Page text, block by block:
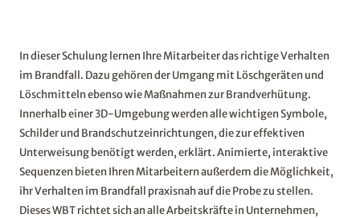
In dieser Schulung lernen Ihre Mitarbeiter das richtige Verhalten
im Brandfall. Dazu gehören der Umgang mit Löschgeräten und
Löschmitteln ebenso wie Maßnahmen zur Brandverhütung.
Innerhalb einer 3D-Umgebung werden alle wichtigen Symbole,
Schilder und Brandschutzeinrichtungen, die zur effektiven
Unterweisung benötigt werden, erklärt. Animierte, interaktive
Sequenzen bieten Ihren Mitarbeitern außerdem die Möglichkeit,
ihr Verhalten im Brandfall praxisnah auf die Probe zu stellen.
Dieses WBT richtet sich an alle Arbeitskräfte in Unternehmen,